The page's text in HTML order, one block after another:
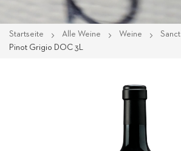
Startseite Alle Weine Weine
Pinot Grigio DOC 3L